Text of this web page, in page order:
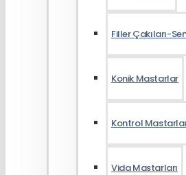
Filler Çakıları-
Konik Mastarlar
Kontrol
Vida Mastarları